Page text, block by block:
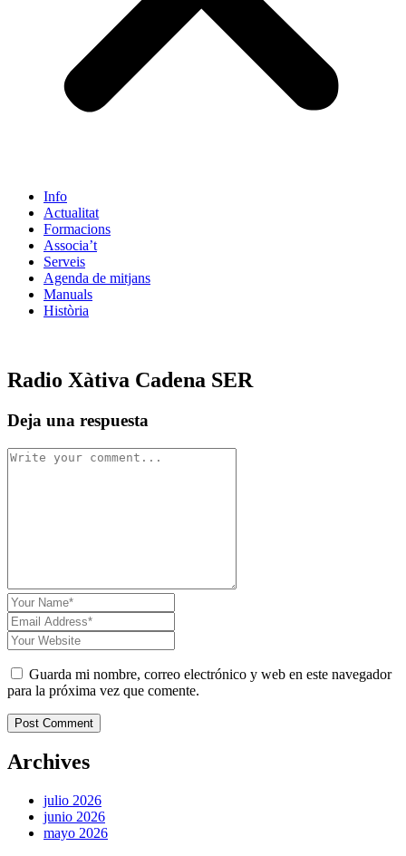
Info
Actualitat
Formacions
Associa’t
Serveis
Agenda de mitjans
Manuals
Història
Radio Xàtiva Cadena SER
Deja una respuesta
Guarda mi nombre, correo electrónico y web en este navegador
para la próxima vez que comente.
Post Comment
Archives
julio 2026
junio 2026
mayo 2026